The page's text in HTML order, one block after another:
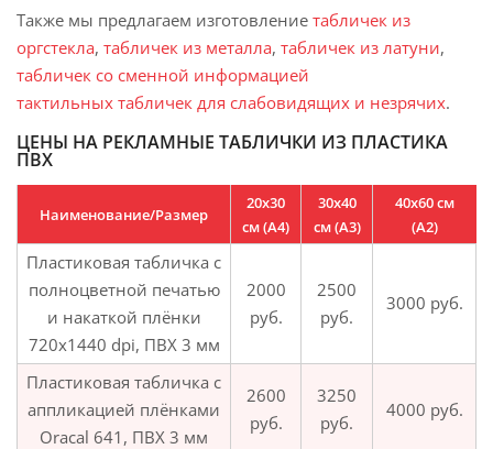
Также мы предлагаем изготовление табличек из
оргстекла, табличек из металла, табличек из латуни,
табличек со сменной информацией
тактильных табличек для слабовидящих и незрячих.
ЦЕНЫ НА РЕКЛАМНЫЕ ТАБЛИЧКИ ИЗ ПЛАСТИКА
ПВХ
Наименование/Размер
20х30
см (А4)
30х40
см (А3)
40х60 см
(А2)
Пластиковая табличка с
полноцветной печатью
и накаткой плёнки
720x1440 dpi, ПВХ 3 мм
2000
руб.
2500
руб.
3000 руб.
Пластиковая табличка с
аппликацией плёнками
Oracal 641, ПВХ 3 мм
2600
руб.
3250
руб.
4000 руб.